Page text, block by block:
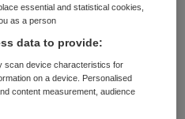
DIENSTVERBAND
Parttime
essential and statistical cookies,
as a person
data to provide:
scan device characteristics for
on a device. Personalised
content measurement, audience